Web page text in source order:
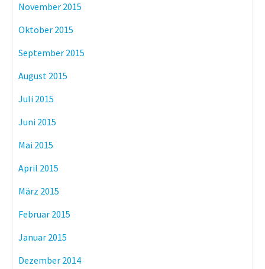
November 2015
Oktober 2015
September 2015
August 2015
Juli 2015
Juni 2015
Mai 2015
April 2015
März 2015
Februar 2015
Januar 2015
Dezember 2014